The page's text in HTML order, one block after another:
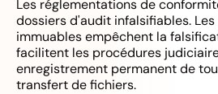
Les réglementations de
dossiers d'audit infalsifiables.
immuables empêchent la
facilitent les procédures
enregistrement permanent de
transfert de fichiers.